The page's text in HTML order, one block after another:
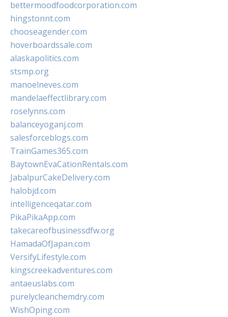
bettermoodfoodcorporation.com
hingstonnt.com
chooseagender.com
hoverboardssale.com
alaskapolitics.com
stsmp.org
manoelneves.com
mandelaeffectlibrary.com
roselynns.com
balanceyoganj.com
salesforceblogs.com
TrainGames365.com
BaytownEvaCationRentals.com
JabalpurCakeDelivery.com
halobjd.com
intelligenceqatar.com
PikaPikaApp.com
takecareofbusinessdfw.org
HamadaOfJapan.com
VersifyLifestyle.com
kingscreekadventures.com
antaeuslabs.com
purelycleanchemdry.com
WishOping.com